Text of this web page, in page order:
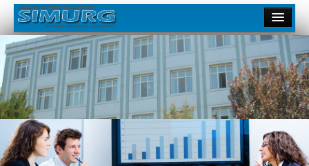
Asosiy
Kompaniya haqida
Umumiy ma'lumotlari
Tarixi
Rahbariyat
Tuzilma
Filiallar
Tenderlar
Rivojlantirish strategiyasi, Biznes rejalar
Ish o'rinlari